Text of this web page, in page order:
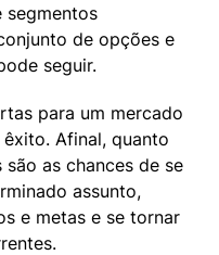
segmentos
de opções e
seguir.
para um mercado
Afinal, quanto
as chances de se
assunto,
e metas e se tornar